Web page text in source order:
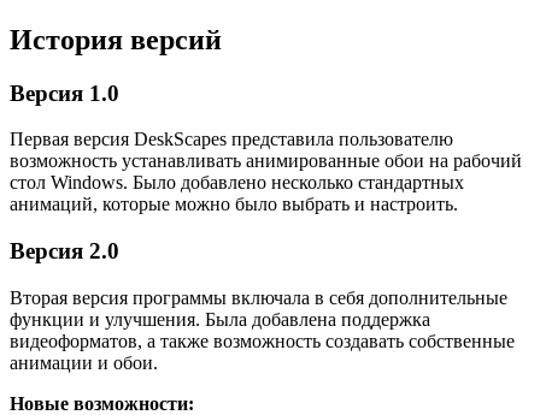
История версий
Версия 1.0
Первая версия DeskScapes представила пользователю
возможность устанавливать анимированные обои на рабочий
стол Windows. Было добавлено несколько стандартных
анимаций, которые можно было выбрать и настроить.
Версия 2.0
Вторая версия программы включала в себя дополнительные
функции и улучшения. Была добавлена поддержка
видеоформатов, а также возможность создавать собственные
анимации и обои.
Новые возможности: